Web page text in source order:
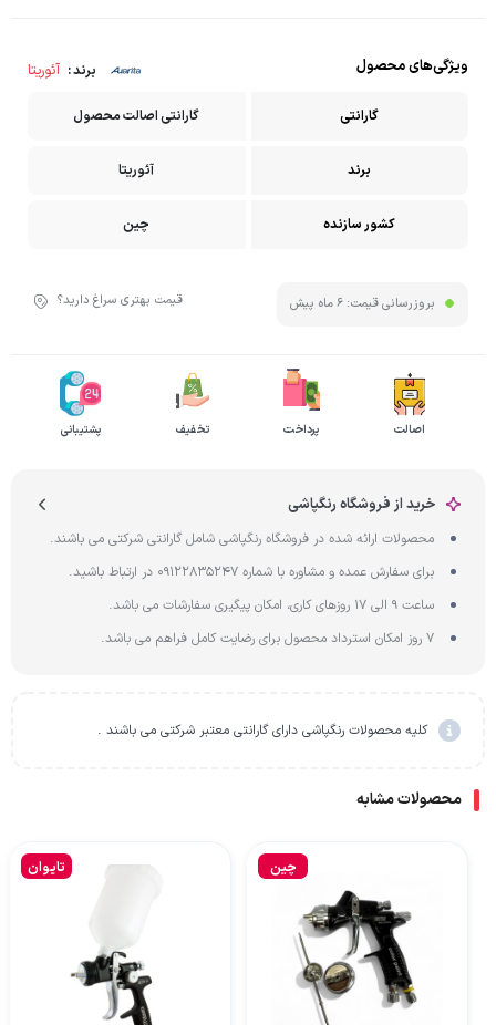
برند : آئوریتا ویژگی‌های محصول
گارانتی گارانتی اصالت محصول
برند آئوریتا
کشور سازنده چین
بروزرسانی قیمت: 6 ماه پیش قیمت بهتری سراغ دارید؟
اصالت پرداخت تخفیف پشتیبانی
خرید از فروشگاه رنگپاشی
محصولات ارائه شده در فروشگاه رنگپاشی شامل گارانتی شرکتی می باشند.
برای سفارش عمده و مشاوره با شماره 09122835247 در ارتباط باشید.
ساعت 9 الی 17 روزهای کاری، امکان پیگیری سفارشات می باشد.
7 روز امکان استرداد محصول برای رضایت کامل فراهم می باشد.
کلیه محصولات رنگپاشی دارای گارانتی معتبر شرکتی می باشند .
محصولات مشابه
چین تایوان